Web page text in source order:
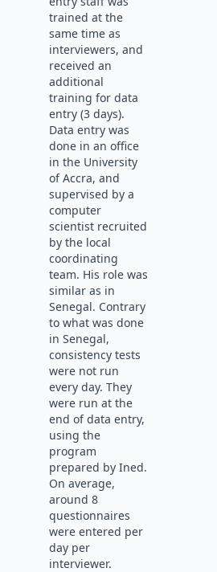
trained at the
same time as
interviewers, and
received an
additional
training for data
entry (3 days).
Data entry was
done in an office
in the University
of Accra, and
supervised by a
computer
scientist recruited
by the local
coordinating
team. His role was
similar as in
Senegal. Contrary
to what was done
in Senegal,
consistency tests
were not run
every day. They
were run at the
end of data entry,
using the
program
prepared by Ined.
On average,
around 8
questionnaires
were entered per
day per
interviewer.